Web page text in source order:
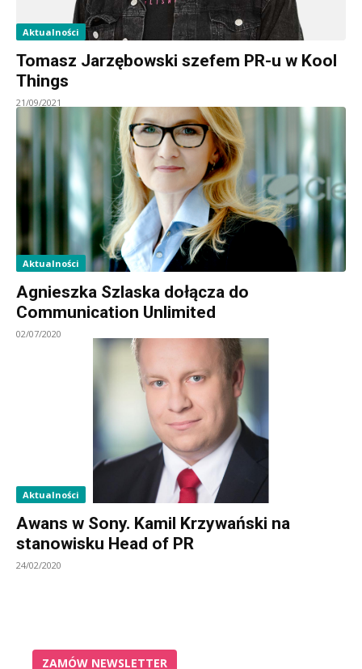
Aktualności
Tomasz Jarzębowski szefem PR-u w Kool
Things
21/09/2021
Aktualności
Agnieszka Szlaska dołącza do
Communication Unlimited
02/07/2020
Aktualności
Awans w Sony. Kamil Krzywański na
stanowisku Head of PR
24/02/2020
ZAMÓW NEWSLETTER